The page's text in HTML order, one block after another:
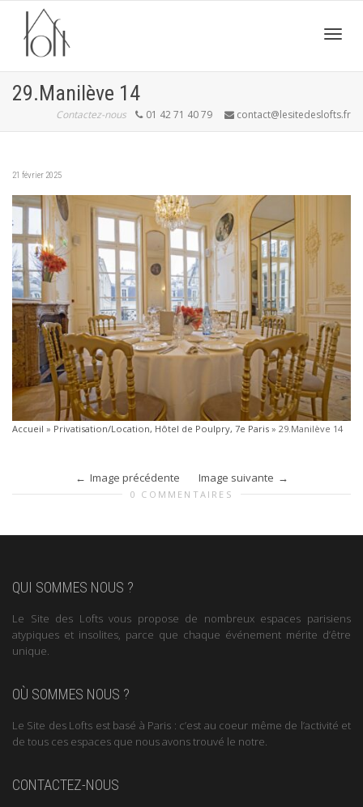
29.Manilève 14
Contactez-nous 01 42 71 40 79 contact@lesitedeslofts.fr
21 février 2025
Accueil » Privatisation/Location, Hôtel de Poulpry, 7e Paris » 29.Manilève 14
Image précédente Image suivante
0 COMMENTAIRES
QUI SOMMES NOUS ?
Le Site des Lofts vous propose de nombreux espaces parisiens
atypiques et insolites, parce que chaque événement mérite d’être
unique.
OÙ SOMMES NOUS ?
Le Site des Lofts est basé à Paris : c’est au coeur même de l’activité et
de tous ces espaces que nous avons trouvé le notre.
CONTACTEZ-NOUS